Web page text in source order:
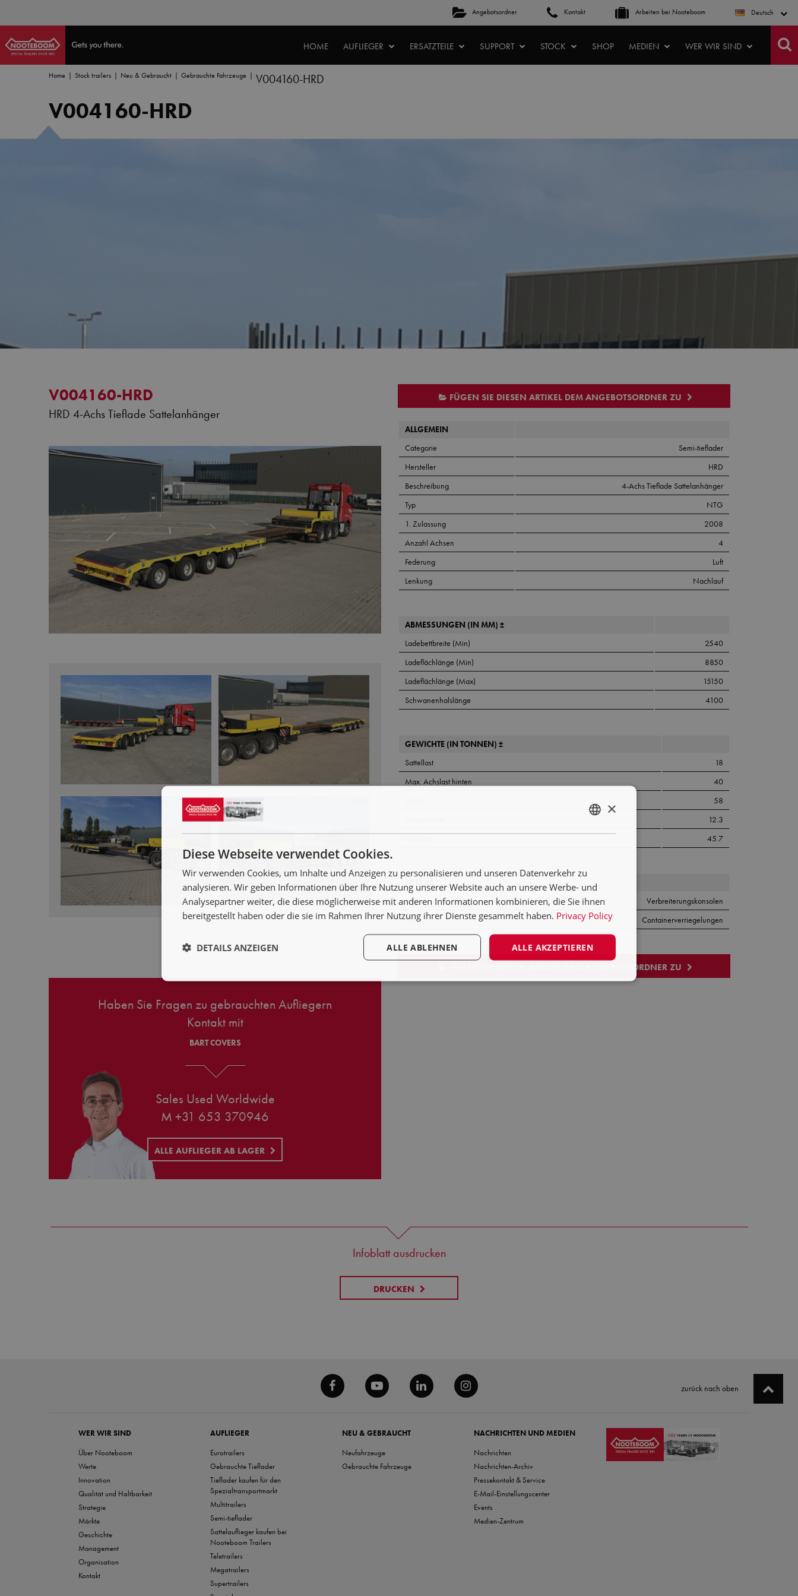
Angebotsordner Kontakt Arbeiten bei Nooteboom Deutsch
HOME AUFLIEGER ERSATZTEILE SUPPORT STOCK SHOP MEDIEN WER WIR SIND
Home Stock trailers Neu & Gebraucht Gebrauchte Fahrzeuge V004160-HRD
V004160-HRD
V004160-HRD
HRD 4-Achs Tieflade Sattelanhänger
FÜGEN SIE DIESEN ARTIKEL DEM ANGEBOTSORDNER ZU
ALLGEMEIN
Categorie
Semi-tieflader
Hersteller
HRD
Beschreibung
4-Achs Tieflade Sattelanhänger
Typ
NTG
1. Zulassung
2008
Anzahl Achsen
4
Federung
Luft
Lenkung
Nachlauf
ABMESSUNGEN (IN MM) ±
Ladebettbreite (Min)
2540
Ladeflächlänge (Min)
8850
Ladeflächlänge (Max)
15150
Schwanenhalslänge
4100
GEWICHTE (IN TONNEN) ±
Sattellast
18
Max. Achslast hinten
40
58
12.3
45.7
Extra
Verbreiterungskonsolen
Extra
Containerverriegelungen
FÜGEN SIE DIESEN ARTIKEL DEM ANGEBOTSORDNER ZU
Haben Sie Fragen zu gebrauchten Aufliegern
Kontakt mit
BART COVERS
Sales Used Worldwide
M +31 653 370946
ALLE AUFLIEGER AB LAGER
Infoblatt ausdrucken
DRUCKEN
zurück nach oben
WER WIR SIND
Über Nooteboom
Werte
Innovation
Qualität und Haltbarkeit
Strategie
Märkte
Geschichte
Management
Organisation
Kontakt
AUFLIEGER
Eurotrailers
Gebrauchte Tieflader
Tieflader kaufen für den
Spezialtransportmarkt
Multitrailers
Semi-tieflader
Sattelauflieger kaufen bei
Nooteboom Trailers
Teletrailers
Megatrailers
Supertrailers
NEU & GEBRAUCHT
Neufahrzeuge
Gebrauchte Fahrzeuge
NACHRICHTEN UND MEDIEN
Nachrichten
Nachrichten-Archiv
Pressekontakt & Service
E-Mail-Einstellungscenter
Events
Medien-Zentrum
ES
PL
×
Diese Webseite verwendet Cookies.
Wir verwenden Cookies, um Inhalte und Anzeigen zu personalisieren und unseren Datenverkehr zu
analysieren. Wir geben Informationen über Ihre Nutzung unserer Website auch an unsere Werbe- und
Analysepartner weiter, die diese möglicherweise mit anderen Informationen kombinieren, die Sie ihnen
bereitgestellt haben oder die sie im Rahmen Ihrer Nutzung ihrer Dienste gesammelt haben. Privacy Policy
ALLE AKZEPTIEREN
ALLE ABLEHNEN
DETAILS ANZEIGEN